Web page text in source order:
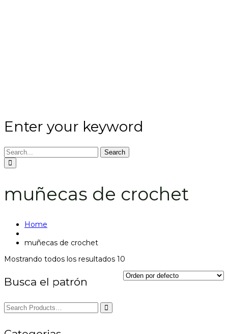
Enter your keyword
Search
muñecas de crochet
Home
muñecas de crochet
Mostrando todos los resultados 10
Busca el patrón